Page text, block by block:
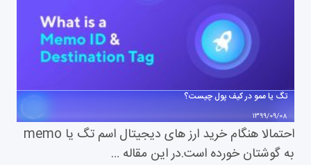
تگ یا ممو در کیف پول چیست؟
1399/09/08
احتمالا هنگام خرید ارز های دیجیتال اسم تگ یا memo
به گوشتان خورده است.در این مقاله …